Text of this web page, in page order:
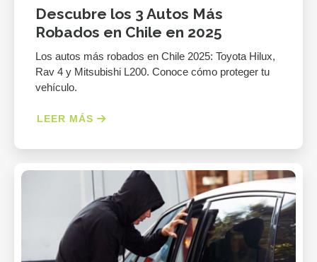
Descubre los 3 Autos Más
Robados en Chile en 2025
Los autos más robados en Chile 2025: Toyota Hilux,
Rav 4 y Mitsubishi L200. Conoce cómo proteger tu
vehículo.
LEER MÁS